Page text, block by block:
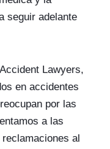
seguir adelante
Lawyers,
en accidentes
por las
a las
al